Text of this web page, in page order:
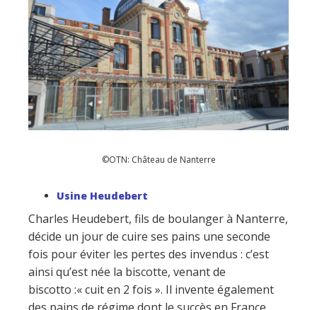
©OTN: Château de Nanterre
Usine Heudebert
Charles Heudebert, fils de boulanger à Nanterre,
décide un jour de cuire ses pains une seconde
fois pour éviter les pertes des invendus : c’est
ainsi qu’est née la biscotte, venant de
biscotto :« cuit en 2 fois ». Il invente également